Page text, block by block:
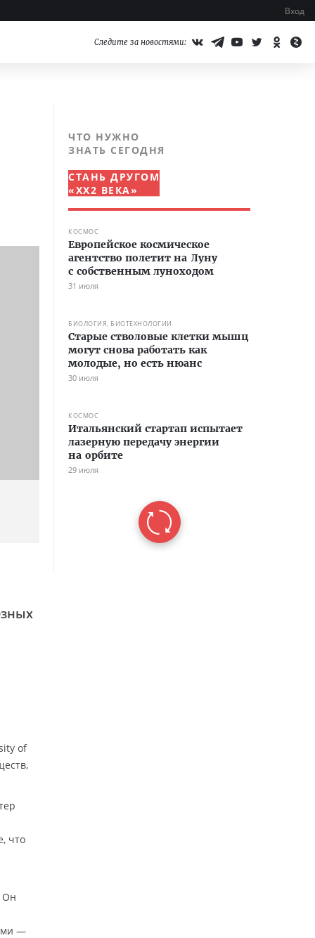
Вход
Следите за новостями:
of
что
Он
—
ЧТО НУЖНО
ЗНАТЬ СЕГОДНЯ
СТАНЬ ДРУГОМ
«XX2 ВЕКА»
КОСМОС
Европейское космическое
агентство полетит на Луну
с собственным луноходом
31 июля
БИОЛОГИЯ, БИОТЕХНОЛОГИИ
Старые стволовые клетки мышц
могут снова работать как
молодые, но есть нюанс
30 июля
КОСМОС
Итальянский стартап испытает
лазерную передачу энергии
на орбите
29 июля